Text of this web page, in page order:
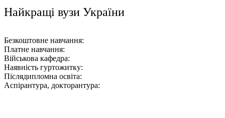
Найкращі вузи України
Безкоштовне навчання:
Платне навчання:
Військова кафедра:
Наявність гуртожитку:
Післядипломна освіта:
Аспірантура, докторантура: